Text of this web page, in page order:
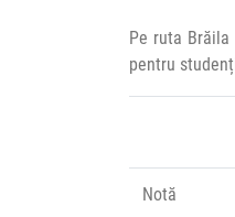
Pe ruta
pentru
Notă